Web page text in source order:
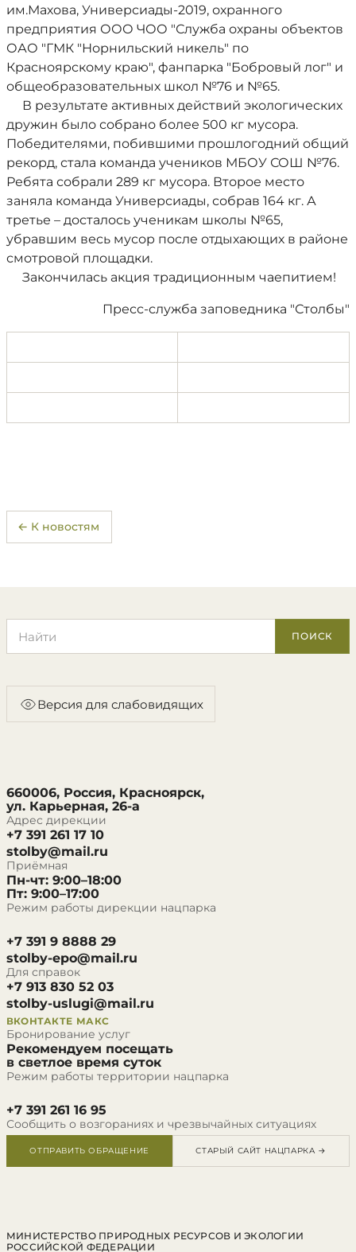
им.Махова, Универсиады-2019, охранного
предприятия ООО ЧОО "Служба охраны объектов
ОАО "ГМК "Норнильский никель" по
Красноярскому краю", фанпарка "Бобровый лог" и
общеобразовательных школ №76 и №65.
В результате активных действий экологических
дружин было собрано более 500 кг мусора.
Победителями, побившими прошлогодний общий
рекорд, стала команда учеников МБОУ СОШ №76.
Ребята собрали 289 кг мусора. Второе место
заняла команда Универсиады, собрав 164 кг. А
третье – досталось ученикам школы №65,
убравшим весь мусор после отдыхающих в районе
смотровой площадки.
Закончилась акция традиционным чаепитием!
Пресс-служба заповедника "Столбы"
← К новостям
ПОИСК
Версия для слабовидящих
660006, Россия, Красноярск,
ул. Карьерная, 26-а
Адрес дирекции
+7 391 261 17 10
stolby@mail.ru
Приёмная
Пн-чт: 9:00–18:00
Пт: 9:00–17:00
Режим работы дирекции нацпарка
+7 391 9 8888 29
stolby-epo@mail.ru
Для справок
+7 913 830 52 03
stolby-uslugi@mail.ru
ВКОНТАКТЕ МАКС
Бронирование услуг
Рекомендуем посещать
в светлое время суток
Режим работы территории нацпарка
+7 391 261 16 95
Сообщить о возгораниях и чрезвычайных ситуациях
ОТПРАВИТЬ ОБРАЩЕНИЕ СТАРЫЙ САЙТ НАЦПАРКА →
МИНИСТЕРСТВО ПРИРОДНЫХ РЕСУРСОВ И ЭКОЛОГИИ
РОССИЙСКОЙ ФЕДЕРАЦИИ